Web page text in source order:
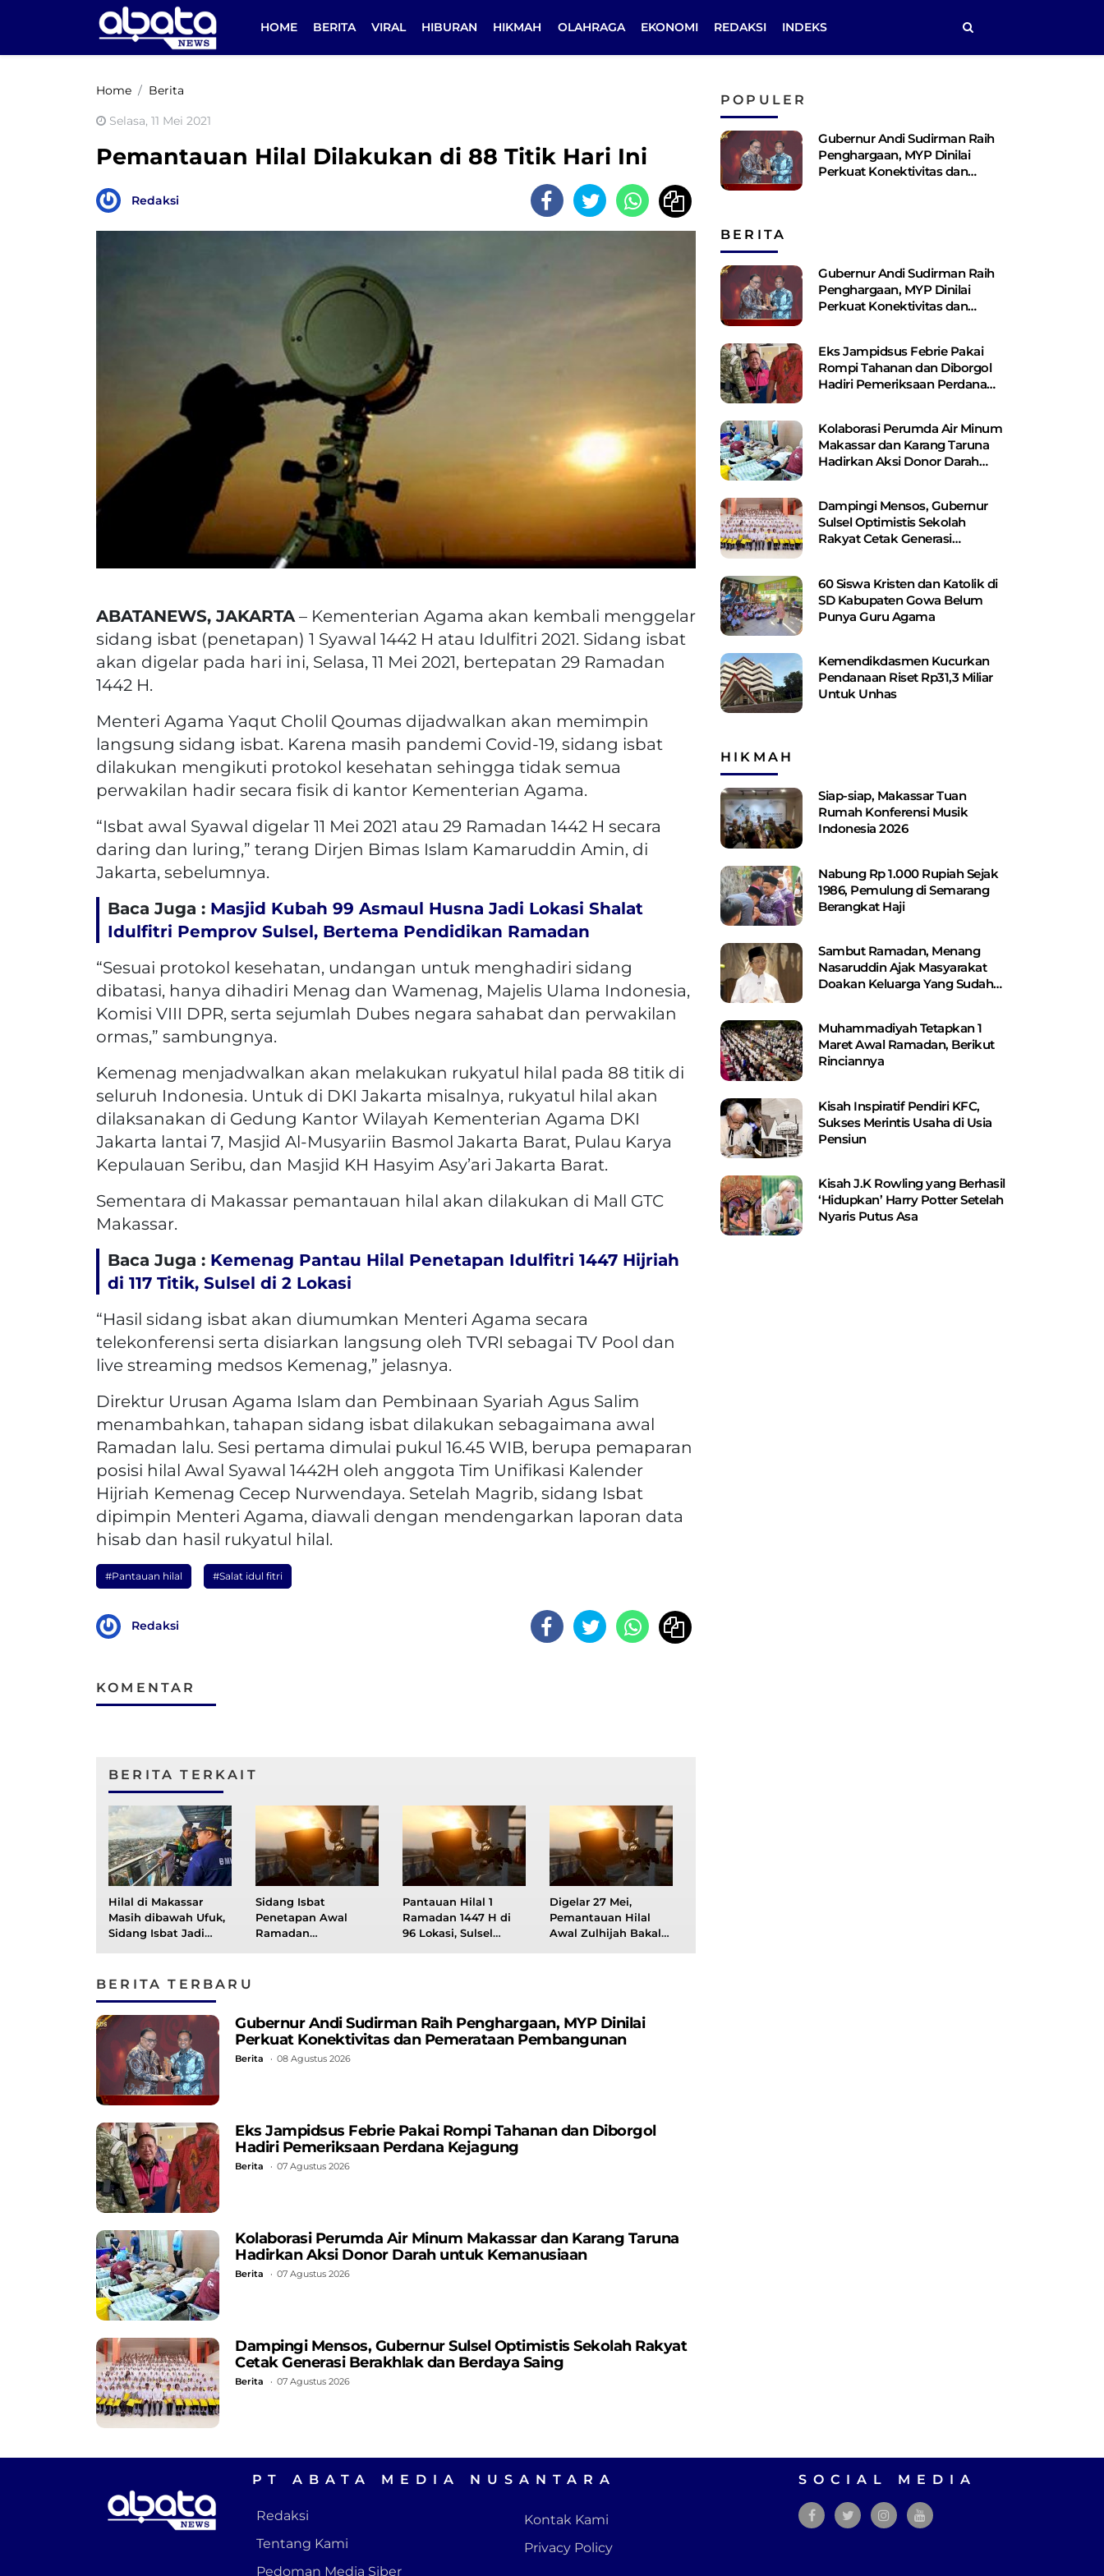
HOME BERITA VIRAL HIBURAN HIKMAH OLAHRAGA EKONOMI REDAKSI INDEKS
Home Berita
Selasa, 11 Mei 2021
Pemantauan Hilal Dilakukan di 88 Titik Hari Ini
Redaksi
ABATANEWS, JAKARTA – Kementerian Agama akan kembali menggelar
sidang isbat (penetapan) 1 Syawal 1442 H atau Idulfitri 2021. Sidang isbat
akan digelar pada hari ini, Selasa, 11 Mei 2021, bertepatan 29 Ramadan
1442 H.
Menteri Agama Yaqut Cholil Qoumas dijadwalkan akan memimpin
langsung sidang isbat. Karena masih pandemi Covid-19, sidang isbat
dilakukan mengikuti protokol kesehatan sehingga tidak semua
perwakilan hadir secara fisik di kantor Kementerian Agama.
“Isbat awal Syawal digelar 11 Mei 2021 atau 29 Ramadan 1442 H secara
daring dan luring,” terang Dirjen Bimas Islam Kamaruddin Amin, di
Jakarta, sebelumnya.
Baca Juga : Masjid Kubah 99 Asmaul Husna Jadi Lokasi Shalat
Idulfitri Pemprov Sulsel, Bertema Pendidikan Ramadan
“Sesuai protokol kesehatan, undangan untuk menghadiri sidang
dibatasi, hanya dihadiri Menag dan Wamenag, Majelis Ulama Indonesia,
Komisi VIII DPR, serta sejumlah Dubes negara sahabat dan perwakilan
ormas,” sambungnya.
Kemenag menjadwalkan akan melakukan rukyatul hilal pada 88 titik di
seluruh Indonesia. Untuk di DKI Jakarta misalnya, rukyatul hilal akan
dilaksanakan di Gedung Kantor Wilayah Kementerian Agama DKI
Jakarta lantai 7, Masjid Al-Musyariin Basmol Jakarta Barat, Pulau Karya
Kepulauan Seribu, dan Masjid KH Hasyim Asy’ari Jakarta Barat.
Sementara di Makassar pemantauan hilal akan dilakukan di Mall GTC
Makassar.
Baca Juga : Kemenag Pantau Hilal Penetapan Idulfitri 1447 Hijriah
di 117 Titik, Sulsel di 2 Lokasi
“Hasil sidang isbat akan diumumkan Menteri Agama secara
telekonferensi serta disiarkan langsung oleh TVRI sebagai TV Pool dan
live streaming medsos Kemenag,” jelasnya.
Direktur Urusan Agama Islam dan Pembinaan Syariah Agus Salim
menambahkan, tahapan sidang isbat dilakukan sebagaimana awal
Ramadan lalu. Sesi pertama dimulai pukul 16.45 WIB, berupa pemaparan
posisi hilal Awal Syawal 1442H oleh anggota Tim Unifikasi Kalender
Hijriah Kemenag Cecep Nurwendaya. Setelah Magrib, sidang Isbat
dipimpin Menteri Agama, diawali dengan mendengarkan laporan data
hisab dan hasil rukyatul hilal.
#Pantauan hilal #Salat idul fitri
Redaksi
KOMENTAR
BERITA TERKAIT
Hilal di Makassar
Masih dibawah Ufuk,
Sidang Isbat Jadi
Sidang Isbat
Penetapan Awal
Ramadan
Pantauan Hilal 1
Ramadan 1447 H di
96 Lokasi, Sulsel
Digelar 27 Mei,
Pemantauan Hilal
Awal Zulhijah Bakal
BERITA TERBARU
Gubernur Andi Sudirman Raih Penghargaan, MYP Dinilai
Perkuat Konektivitas dan Pemerataan Pembangunan
Berita 08 Agustus 2026
Eks Jampidsus Febrie Pakai Rompi Tahanan dan Diborgol
Hadiri Pemeriksaan Perdana Kejagung
Berita 07 Agustus 2026
Kolaborasi Perumda Air Minum Makassar dan Karang Taruna
Hadirkan Aksi Donor Darah untuk Kemanusiaan
Berita 07 Agustus 2026
Dampingi Mensos, Gubernur Sulsel Optimistis Sekolah Rakyat
Cetak Generasi Berakhlak dan Berdaya Saing
Berita 07 Agustus 2026
POPULER
Gubernur Andi Sudirman Raih
Penghargaan, MYP Dinilai
Perkuat Konektivitas dan
BERITA
Gubernur Andi Sudirman Raih
Penghargaan, MYP Dinilai
Perkuat Konektivitas dan
Eks Jampidsus Febrie Pakai
Rompi Tahanan dan Diborgol
Hadiri Pemeriksaan Perdana
Kolaborasi Perumda Air Minum
Makassar dan Karang Taruna
Hadirkan Aksi Donor Darah
Dampingi Mensos, Gubernur
Sulsel Optimistis Sekolah
Rakyat Cetak Generasi
60 Siswa Kristen dan Katolik di
SD Kabupaten Gowa Belum
Punya Guru Agama
Kemendikdasmen Kucurkan
Pendanaan Riset Rp31,3 Miliar
Untuk Unhas
HIKMAH
Siap-siap, Makassar Tuan
Rumah Konferensi Musik
Indonesia 2026
Nabung Rp 1.000 Rupiah Sejak
1986, Pemulung di Semarang
Berangkat Haji
Sambut Ramadan, Menang
Nasaruddin Ajak Masyarakat
Doakan Keluarga Yang Sudah
Muhammadiyah Tetapkan 1
Maret Awal Ramadan, Berikut
Rinciannya
Kisah Inspiratif Pendiri KFC,
Sukses Merintis Usaha di Usia
Pensiun
Kisah J.K Rowling yang Berhasil
‘Hidupkan’ Harry Potter Setelah
Nyaris Putus Asa
PT ABATA MEDIA NUSANTARA
Redaksi
Tentang Kami
Pedoman Media Siber
Kontak Kami
Privacy Policy
SOCIAL MEDIA